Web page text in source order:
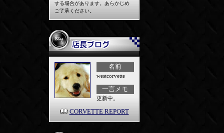
する場合があります。あらかじめ
ご了承ください。
名前
westcorvette
一言メモ
更新中。
CORVETTE REPORT